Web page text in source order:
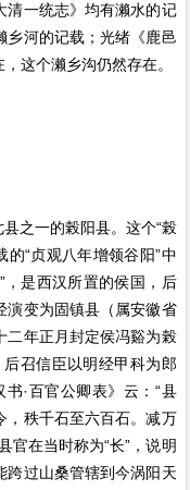
清一统志》均有濑水的记
乡河的记载；光绪《鹿邑
这个濑乡沟仍然存在。
之一的榖阳县。这个“榖
的“贞观八年增领谷阳”中
，是西汉所置的侯国，后
演变为固镇县（属安徽省
二年正月封定侯冯谿为榖
召信臣以明经甲科为郎
·百官公卿表》云：“县
，秩千石至六百石。减万
官在当时称为“长”，说明
跨过山桑管辖到今涡阳天